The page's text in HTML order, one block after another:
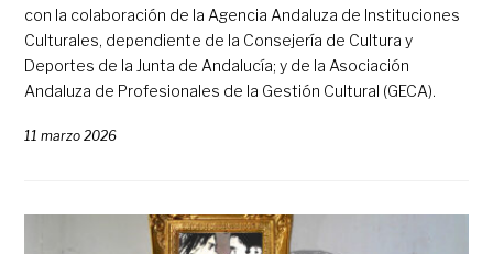
con la colaboración de la Agencia Andaluza de Instituciones
Culturales, dependiente de la Consejería de Cultura y
Deportes de la Junta de Andalucía; y de la Asociación
Andaluza de Profesionales de la Gestión Cultural (GECA).
11 marzo 2026